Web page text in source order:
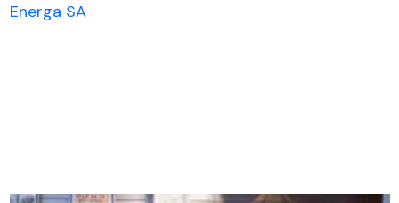
Energa SA